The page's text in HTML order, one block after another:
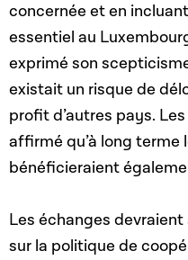
concernée et en
essentiel au
exprimé son
existait un risque de
profit d’autres pays.
affirmé qu’à long terme
bénéficieraient
Les échanges
sur la politique de